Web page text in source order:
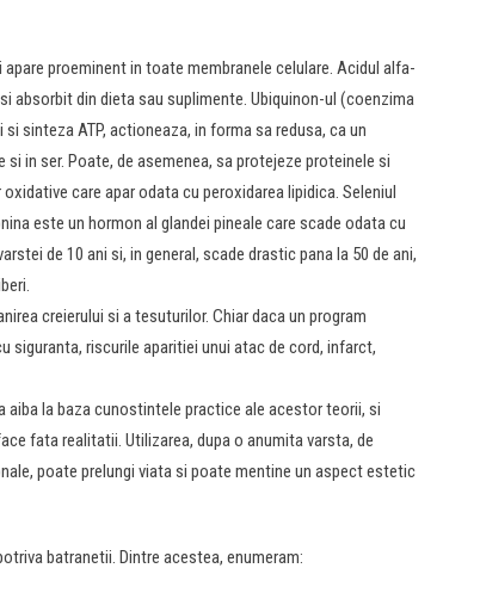
proeminent in toate membranele celulare. Acidul alfa-
absorbit din dieta sau suplimente. Ubiquinon-ul (coenzima
sinteza ATP, actioneaza, in forma sa redusa, ca un
in ser. Poate, de asemenea, sa protejeze proteinele si
care apar odata cu peroxidarea lipidica. Seleniul
este un hormon al glandei pineale care scade odata cu
de 10 ani si, in general, scade drastic pana la 50 de ani,
creierului si a tesuturilor. Chiar daca un program
siguranta, riscurile aparitiei unui atac de cord, infarct,
aiba la baza cunostintele practice ale acestor teorii, si
fata realitatii. Utilizarea, dupa o anumita varsta, de
poate prelungi viata si poate mentine un aspect estetic
batranetii. Dintre acestea, enumeram: